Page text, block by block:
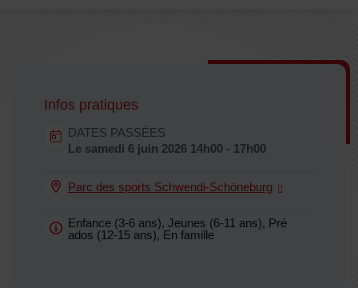
Infos pratiques
Dates :
Dates en cours
DATES PASSÉES
Le samedi 6 juin 2026 14h00 - 17h00
Lieu :
Parc des sports Schwendi-Schöneburg
Public concerné :
Enfance (3-6 ans), Jeunes (6-11 ans), Pré
ados (12-15 ans), En famille